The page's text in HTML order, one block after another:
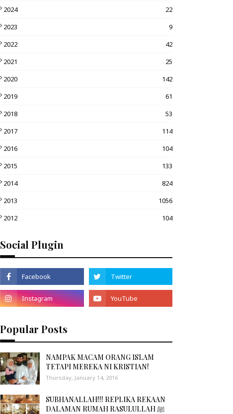
2024
22
2023
9
2022
42
2021
25
2020
142
2019
61
2018
53
2017
114
2016
104
2015
133
2014
824
2013
1056
2012
104
Social Plugin
Popular Posts
NAMPAK MACAM ORANG ISLAM
TETAPI MEREKA NI KRISTIAN!
Thursday, January 14, 2016
SUBHANALLAH!!! REPLIKA REKAAN
DALAMAN RUMAH RASULULLAH ﷺ